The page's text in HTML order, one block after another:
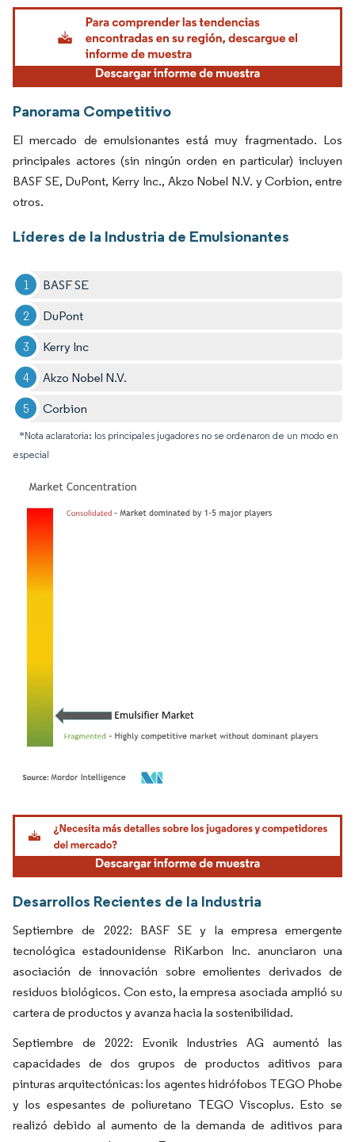
Imagen © Mordor Intelligence. El uso requiere atribución según CC BY 4.0.
Panorama Competitivo
El mercado de emulsionantes está muy fragmentado. Los
principales actores (sin ningún orden en particular) incluyen
BASF SE, DuPont, Kerry Inc., Akzo Nobel N.V. y Corbion, entre
otros.
Líderes de la Industria de Emulsionantes
BASF SE
DuPont
Kerry Inc
Akzo Nobel N.V.
Corbion
*Nota aclaratoria: los principales jugadores no se ordenaron de un modo en
especial
Imagen © Mordor Intelligence. El uso requiere atribución según CC BY 4.0.
Desarrollos Recientes de la Industria
Septiembre de 2022: BASF SE y la empresa emergente
tecnológica estadounidense RiKarbon Inc. anunciaron una
asociación de innovación sobre emolientes derivados de
residuos biológicos. Con esto, la empresa asociada amplió su
cartera de productos y avanza hacia la sostenibilidad.
Septiembre de 2022: Evonik Industries AG aumentó las
capacidades de dos grupos de productos aditivos para
pinturas arquitectónicas: los agentes hidrófobos TEGO Phobe
y los espesantes de poliuretano TEGO Viscoplus. Esto se
realizó debido al aumento de la demanda de aditivos para